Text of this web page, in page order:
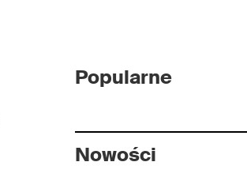
Popularne
Nowości